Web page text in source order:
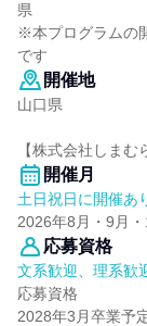
県
※本プログラムの
です
開催地
山口県
【株式会社しま
開催月
土日祝日に開催あ
2026年8月・9月
応募資格
文系歓迎、理系歓
応募資格
2028年3月卒業予